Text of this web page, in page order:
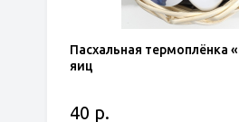
Пасхальная термоплёнка
яиц
40 р.